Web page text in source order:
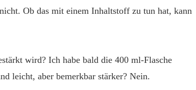
Ob das mit einem Inhaltstoff zu tun hat, kann
wird? Ich habe bald die 400 ml-Flasche
leicht, aber bemerkbar stärker? Nein.